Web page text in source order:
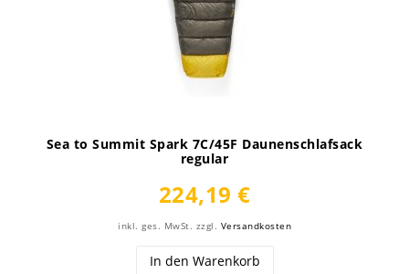
Sea to Summit Spark 7C/45F Daunenschlafsack
regular
224,19 €
inkl. ges. MwSt. zzgl. Versandkosten
In den Warenkorb